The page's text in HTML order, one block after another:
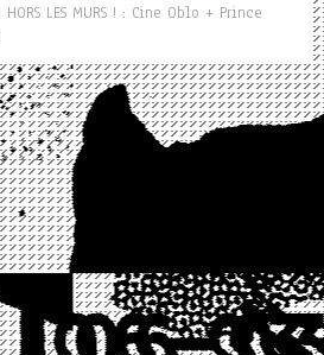
HORS LES MURS ! : Cine Oblo + Prince